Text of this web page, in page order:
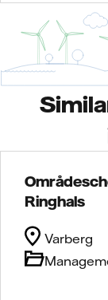
Ringhals
Varberg